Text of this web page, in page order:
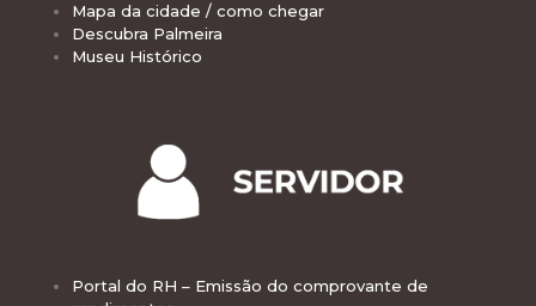
Mapa da cidade / como chegar
Descubra Palmeira
Museu Histórico
Portal do RH – Emissão do comprovante de